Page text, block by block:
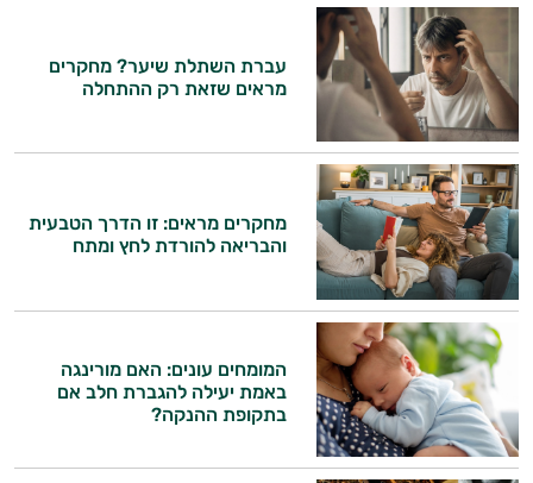
ויטמין K
זעפרן
מורינגה
עברת השתלת שיער? מחקרים
מראים שזאת רק ההתחלה
מחקרים מראים: זו הדרך הטבעית
והבריאה להורדת לחץ ומתח
המומחים עונים: האם מורינגה
באמת יעילה להגברת חלב אם
בתקופת ההנקה?
היי,
אני יועץ הבריאות האישי AI של טבע בריא.
התשובות שלי מבוססות על מאגרי מידע קליניים
וספרות מקצועית בתחומי הרפואה הטבעית
ותזונת הספורט.